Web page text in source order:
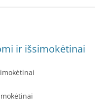
ir išsimokėtinai